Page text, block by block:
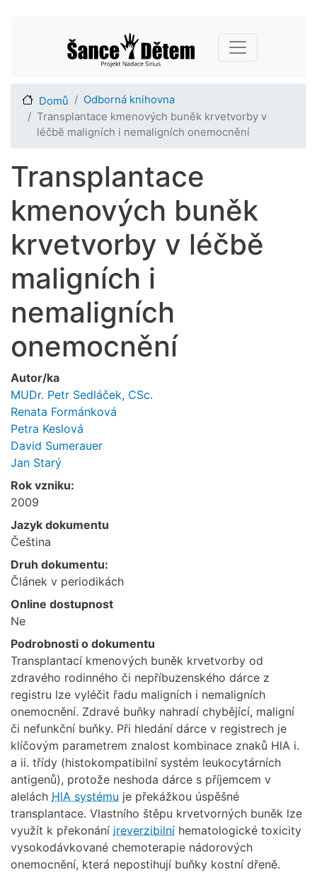
hlavnímu
obsahu
Main navigation
Domů
Odborná knihovna
Transplantace kmenových buněk krvetvorby v
léčbě maligních i nemaligních onemocnění
Transplantace
kmenových buněk
krvetvorby v léčbě
maligních i
nemaligních
onemocnění
Autor/ka
MUDr. Petr Sedláček, CSc.
Renata Formánková
Petra Keslová
David Sumerauer
Jan Starý
Rok vzniku:
2009
Jazyk dokumentu
Čeština
Druh dokumentu:
Článek v periodikách
Online dostupnost
Ne
Podrobnosti o dokumentu
Transplantací kmenových buněk krvetvorby od
zdravého rodinného či nepříbuzenského dárce z
registru lze vyléčit řadu maligních i nemaligních
onemocnění. Zdravé buňky nahradí chybějící, maligní
či nefunkční buňky. Při hledání dárce v registrech je
klíčovým parametrem znalost kombinace znaků HlA i.
a ii. třídy (histokompatibilní systém leukocytárních
antigenů), protože neshoda dárce s příjemcem v
alelách HlA systému je překážkou úspěšné
transplantace. Vlastního štěpu krvetvorných buněk lze
využít k překonání ireverzibilní hematologické toxicity
vysokodávkované chemoterapie nádorových
onemocnění, která nepostihují buňky kostní dřeně.